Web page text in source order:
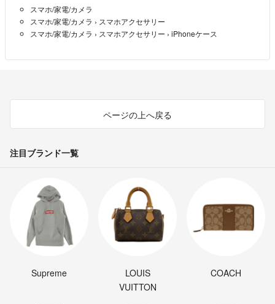
リング 立体 クリア かわいい カバー iphoneカバー ビーズ チューリッ
プ クリア素材 スマホ スマホグッズ シリコン 柄 ハンドストラップ 秋冬
にぴったり メタルカラー iphoneカバー アイフォンケース アイフォンカ
♡発送につきましては、商品の性質上厚みがありますので圧縮し厚みを
抑えての発送になります。 織じわ等が着く場合がございます。ご理解
をお願い致します。
♡限定商品、限定価格のものが多数ございます。タイミングによっては
よろしくお願い致します。♡(*ᴗˬᴗ)
その節はありがとうございました♡
とても可愛くお気に入りで、知人から頼まれまれました😊
1.iPhone15プラスの在庫はありますか？
スマホ/家電/カメラ
スマホ/家電/カメラ › スマホアクセサリー
スマホ/家電/カメラ › スマホアクセサリー › iPhoneケース
ページの上へ戻る
注目ブランド一覧
Supreme
LOUIS
VUITTON
COACH